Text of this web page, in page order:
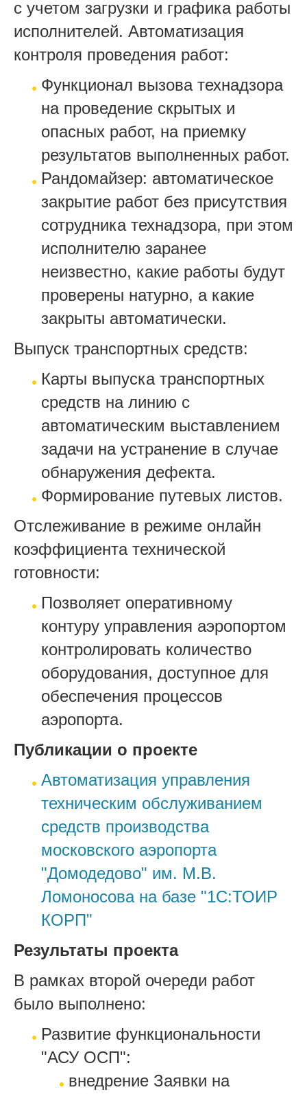
с учетом загрузки и графика работы
исполнителей. Автоматизация
контроля проведения работ:
Функционал вызова технадзора
на проведение скрытых и
опасных работ, на приемку
результатов выполненных работ.
Рандомайзер: автоматическое
закрытие работ без присутствия
сотрудника технадзора, при этом
исполнителю заранее
неизвестно, какие работы будут
проверены натурно, а какие
закрыты автоматически.
Выпуск транспортных средств:
Карты выпуска транспортных
средств на линию с
автоматическим выставлением
задачи на устранение в случае
обнаружения дефекта.
Формирование путевых листов.
Отслеживание в режиме онлайн
коэффициента технической
готовности:
Позволяет оперативному
контуру управления аэропортом
контролировать количество
оборудования, доступное для
обеспечения процессов
аэропорта.
Публикации о проекте
Автоматизация управления
техническим обслуживанием
средств производства
московского аэропорта
"Домодедово" им. М.В.
Ломоносова на базе "1С:ТОИР
КОРП"
Результаты проекта
В рамках второй очереди работ
было выполнено:
Развитие функциональности
"АСУ ОСП":
внедрение Заявки на